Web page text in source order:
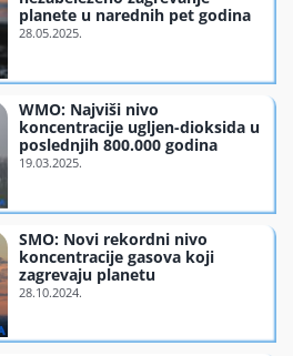
planete u narednih pet godina
WMO: Najviši nivo
koncentracije ugljen-dioksida u
poslednjih 800.000 godina
SMO: Novi rekordni nivo
koncentracije gasova koji
zagrevaju planetu